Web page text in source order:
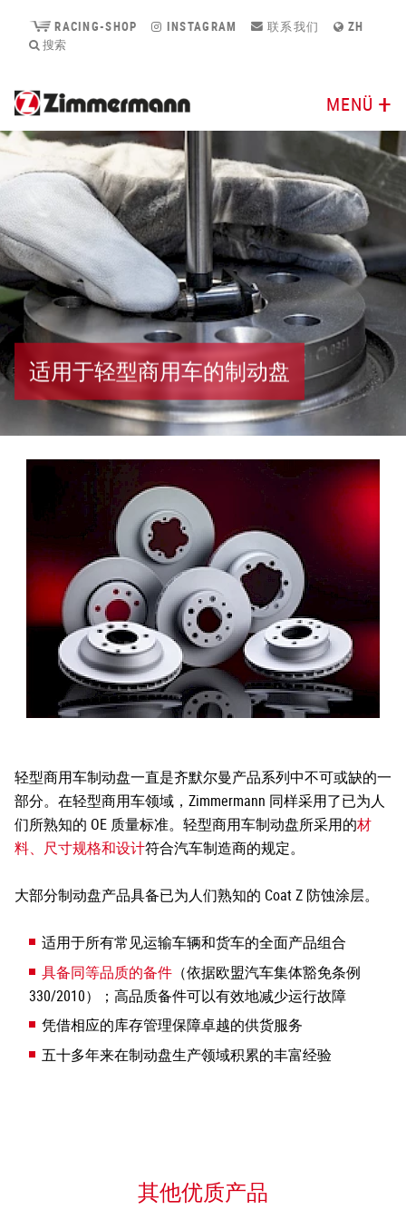
RACING-SHOP INSTAGRAM 联系我们
ZH
搜索
MENÜ
适用于轻型商用车的制动盘
轻型商用车制动盘一直是齐默尔曼产品系列中不可或缺的一
部分。在轻型商用车领域，Zimmermann 同样采用了已为人
们所熟知的 OE 质量标准。轻型商用车制动盘所采用的材
料、尺寸规格和设计符合汽车制造商的规定。
大部分制动盘产品具备已为人们熟知的 Coat Z 防蚀涂层。
适用于所有常见运输车辆和货车的全面产品组合
具备同等品质的备件 （依据欧盟汽车集体豁免条例
330/2010）；高品质备件可以有效地减少运行故障
凭借相应的库存管理保障卓越的供货服务
五十多年来在制动盘生产领域积累的丰富经验
其他优质产品